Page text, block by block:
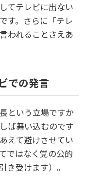
てテレビに出ない
す。さらに「テレ
われることさえあ
での発言
という立場ですか
ば舞い込むのです
えて避けさせてい
ではなく党の公的
き受けます）。